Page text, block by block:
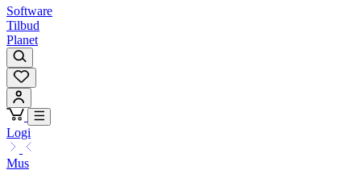
Software
Tilbud
Planet
Logi
Mus